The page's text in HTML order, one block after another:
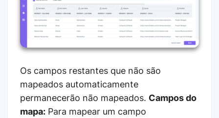
Os campos restantes que não são
mapeados automaticamente
permanecerão não mapeados. Campos do
mapa: Para mapear um campo